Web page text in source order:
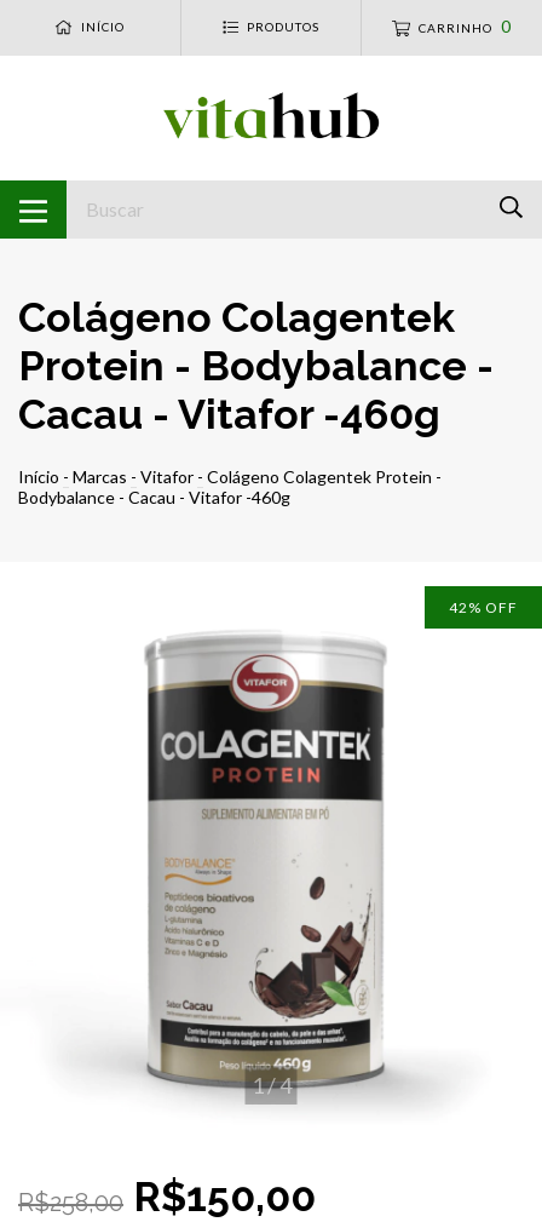
INÍCIO PRODUTOS CARRINHO 0
Colágeno Colagentek
Protein - Bodybalance -
Cacau - Vitafor -460g
Início - Marcas - Vitafor - Colágeno Colagentek Protein -
Bodybalance - Cacau - Vitafor -460g
42 % OFF
1/4
R$258,00 R$150,00